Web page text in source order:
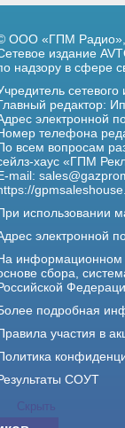
Скрыть
ООО «ГПМ Радио»,
издание
надзору в сфере
редактор:
электронной
телефона
всем вопросам
хаус «ГПМ
mail:
использовании
электронной
информационном
сбора,
подробная
участия в
СОУТ